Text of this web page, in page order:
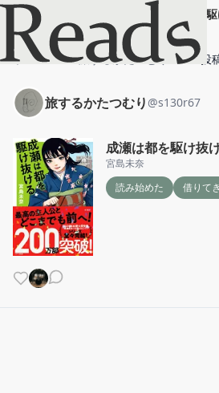
成瀬は都を
4月23日
ホーム
旅するかたつむり 投
旅するかたつむり @s130r67
成瀬は都を駆け抜
宮島未奈
読み始めた
借りて